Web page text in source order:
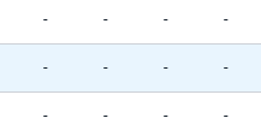
- - - -
- - - -
- - - -